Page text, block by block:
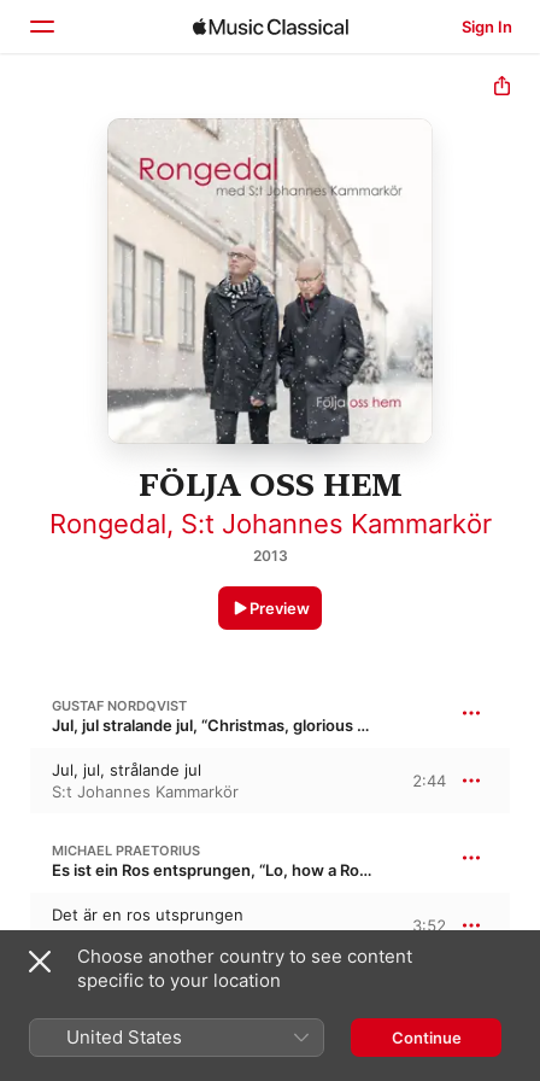
Sign In
Home
Browse
FÖLJA OSS HEM
Rongedal, S:t Johannes Kammarkör
2013
Preview
GUSTAF NORDQVIST
Jul, jul stralande jul, “Christmas, glorious Christmas”
Jul, jul, strålande jul
S:t Johannes Kammarkör
2:44
MICHAEL PRAETORIUS
Es ist ein Ros entsprungen, “Lo, how a Rose e'er blooming”
Det är en ros utsprungen
S:t Johannes Kammarkör,Rongedal
3:52
Följa oss hem
Choose another country to see content
specific to your location
United States Continue